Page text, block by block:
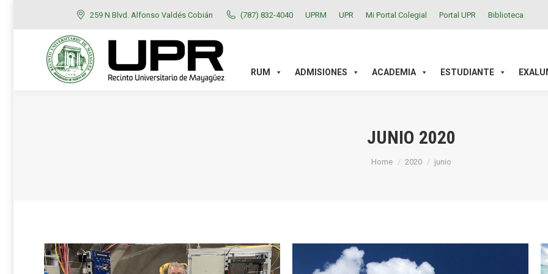
259 N Blvd. Alfonso Valdés Cobián (787) 832-4040 UPRM UPR Mi Portal Colegial Portal UPR Biblioteca
RUM ADMISIONES ACADEMIA ESTUDIANTE
JUNIO 2020
You are here:
Home 2020 junio
RUM ADMISIONES